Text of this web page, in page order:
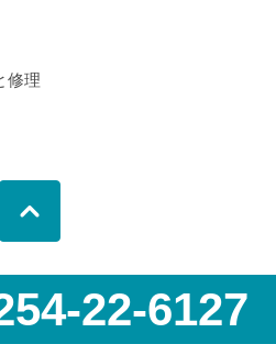
修理
22-6127